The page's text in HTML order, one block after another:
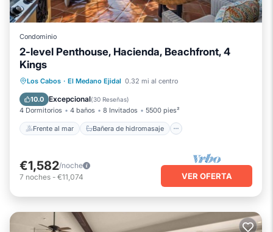
Condominio
2-level Penthouse, Hacienda, Beachfront, 4
Kings
Los Cabos · El Medano Ejidal 0.32 mi al centro
10.0 Excepcional(30 Reseñas)
4 Dormitorios 4 baños 8 Invitados 5500 pies²
Frente al mar Bañera de hidromasaje
Frente al mar
Bañera de hidromasaje
Spa
Chimenea/Calefacción
€1,582/noche
7 noches - €11,074 VER OFERTA